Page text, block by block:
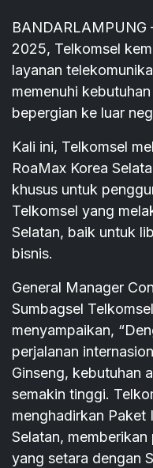
BANDARLAMPUNG
2025, Telkomsel
layanan
memenuhi
bepergian ke luar
Kali ini, Telkomsel
RoaMax Korea
khusus untuk
Telkomsel yang
Selatan, baik untuk
bisnis.
General Manager
Sumbagsel
menyampaikan,
perjalanan
Ginseng, kebutuhan
semakin tinggi.
menghadirkan Paket
Selatan,
yang setara dengan